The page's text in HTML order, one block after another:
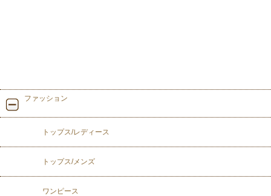
ファッション
トップス/レディース
トップス/メンズ
ワンピース